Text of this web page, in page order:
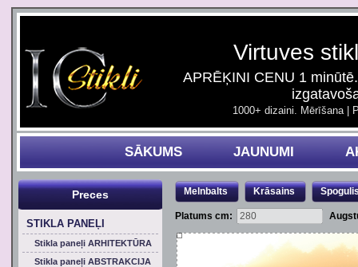
Virtuves
APRĒĶINI CENU 1
1000+ dizaini. Mērīšana |
SĀKUMS JAUNUMI
Melnbalts Krāsains
Platums cm:
Preces
STIKLA PANEĻI
Stikla paneļi ARHITEKTŪRA
Stikla paneļi ABSTRAKCIJA